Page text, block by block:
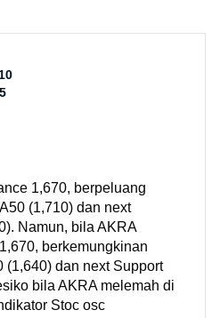
1,670, berpeluang
(1,710) dan next
Namun, bila AKRA
berkemungkinan
(1,640) dan next Support
bila AKRA melemah di
Stoc osc